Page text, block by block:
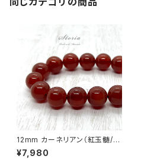
12mm カーネリアン（紅玉髄/カ
ルセドニー）ブレスレット【ブラジ
¥7,980